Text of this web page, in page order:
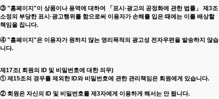
③ "홈페이지"이 상품이나 용역에 대하여 「표시·광고의 공정화에 관한 법률」 제3조
소정의 부당한 표시·광고행위를 함으로써 이용자가 손해를 입은 때에는 이를 배상할
책임을 집니다.
④ "홈페이지"은 이용자가 원하지 않는 영리목적의 광고성 전자우편을 발송하지 않습
니다.
제17조( 회원의 ID 및 비밀번호에 대한 의무)
① 제15조의 경우를 제외한 ID와 비밀번호에 관한 관리책임은 회원에게 있습니다.
② 회원은 자신의 ID 및 비밀번호를 제3자에게 이용하게 해서는 안 됩니다.